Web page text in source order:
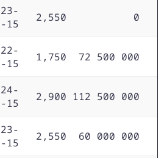
15
2,550 0
15
1,750 72 500 000
15
2,900 112 500 000
15
2,550 60 000 000